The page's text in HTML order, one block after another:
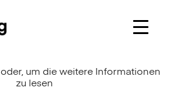
oder, um die weitere Informationen
zu lesen